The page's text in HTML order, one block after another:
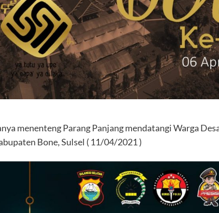
menenteng Parang Panjang mendatangi Warga
Bone, Sulsel ( 11/04/2021 )